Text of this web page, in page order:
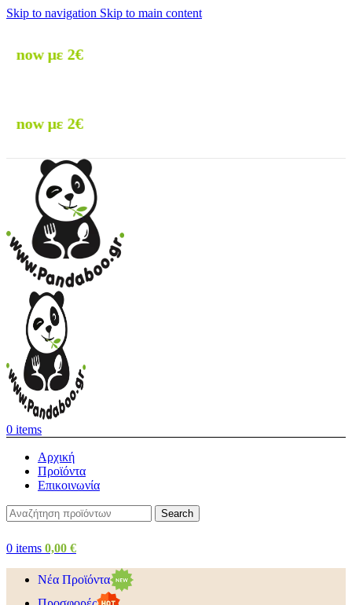
Skip to navigation Skip to main content
0 items
Αρχική
Προϊόντα
Επικοινωνία
Search
0 items 0,00 €
Νέα Προϊόντα